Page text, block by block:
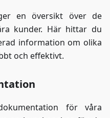
en översikt över de
kunder. Här hittar du
information om olika
och effektivt.
för våra